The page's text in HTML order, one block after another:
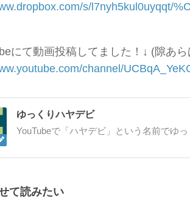
s/l7nyh5kul0uyqqt/
にて動画投稿してました！↓ (隙あ
channel/
ゆっくりハヤデビ
YouTubeで「ハヤデビ」という名前でゆ
て読みたい